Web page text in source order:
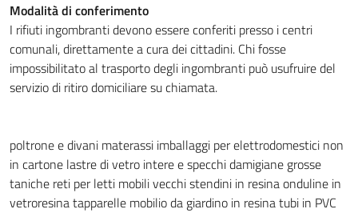
Modalità di conferimento
I rifiuti ingombranti devono essere conferiti presso i centri
comunali, direttamente a cura dei cittadini. Chi fosse
impossibilitato al trasporto degli ingombranti può usufruire del
servizio di ritiro domiciliare su chiamata.
poltrone e divani materassi imballaggi per elettrodomestici non
in cartone lastre di vetro intere e specchidamigiane grosse
taniche reti per letti mobili vecchistendini in resinaonduline in
vetroresinatapparelle mobilio da giardino in resinatubi in PVC